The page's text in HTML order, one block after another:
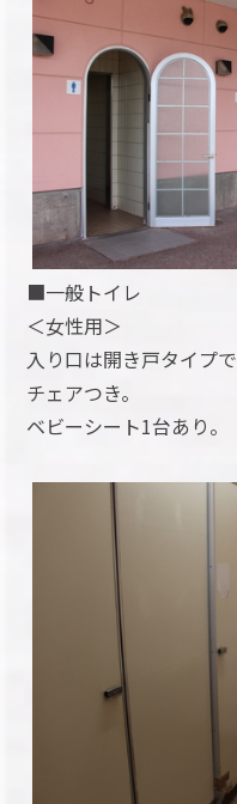
■一般トイレ
＜女性用＞
入り口は開き戸タイプ
チェアつき。
ベビーシート1台あり。